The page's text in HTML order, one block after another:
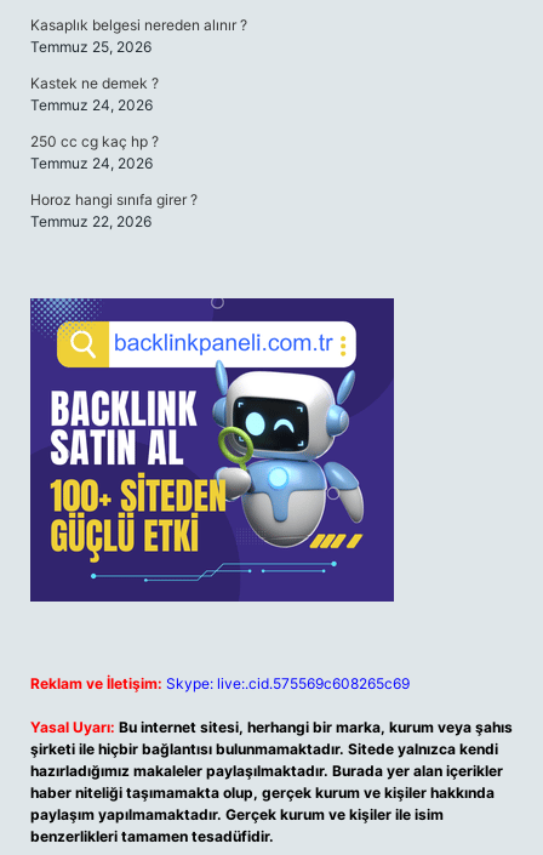
Kasaplık belgesi nereden alınır ?
Temmuz 25, 2026
Kastek ne demek ?
Temmuz 24, 2026
250 cc cg kaç hp ?
Temmuz 24, 2026
Horoz hangi sınıfa girer ?
Temmuz 22, 2026
Reklam ve İletişim: Skype: live:.cid.575569c608265c69
Yasal Uyarı: Bu internet sitesi, herhangi bir marka, kurum veya şahıs
şirketi ile hiçbir bağlantısı bulunmamaktadır. Sitede yalnızca kendi
hazırladığımız makaleler paylaşılmaktadır. Burada yer alan içerikler
haber niteliği taşımamakta olup, gerçek kurum ve kişiler hakkında
paylaşım yapılmamaktadır. Gerçek kurum ve kişiler ile isim
benzerlikleri tamamen tesadüfidir.